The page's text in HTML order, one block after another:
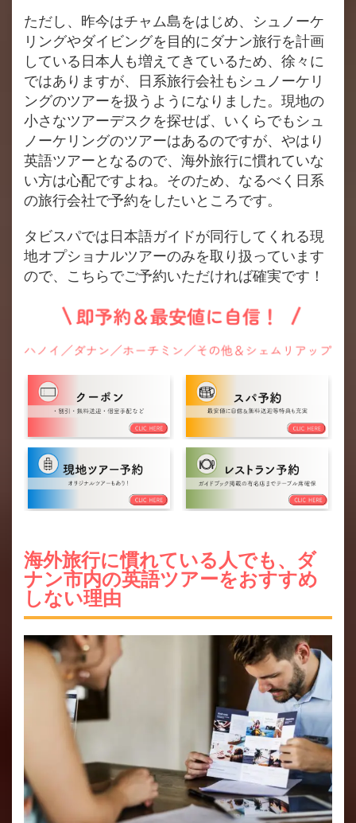
ただし、昨今はチャム島をはじめ、シュノーケ
リングやダイビングを目的にダナン旅行を計画
している日本人も増えてきているため、徐々に
ではありますが、日系旅行会社もシュノーケリ
ングのツアーを扱うようになりました。現地の
小さなツアーデスクを探せば、いくらでもシュ
ノーケリングのツアーはあるのですが、やはり
英語ツアーとなるので、海外旅行に慣れていな
い方は心配ですよね。そのため、なるべく日系
の旅行会社で予約をしたいところです。
タビスパでは日本語ガイドが同行してくれる現
地オプショナルツアーのみを取り扱っています
ので、こちらでご予約いただければ確実です！
海外旅行に慣れている人でも、ダ
ナン市内の英語ツアーをおすすめ
しない理由